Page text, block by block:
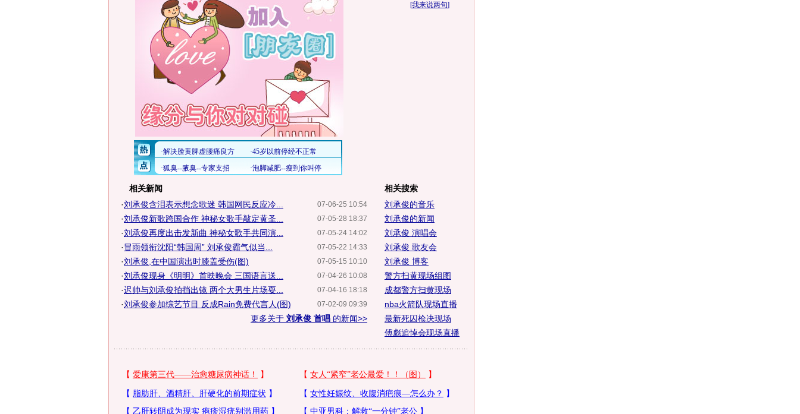
[我来说两句]
相关新闻
07-06-25 10:54
·刘承俊含泪表示想念歌迷 韩国网民反应冷...
07-05-28 18:37
·刘承俊新歌跨国合作 神秘女歌手敲定黄圣...
07-05-24 14:02
·刘承俊再度出击发新曲 神秘女歌手共同演...
07-05-22 14:33
·冒雨领衔沈阳“韩国周” 刘承俊霸气似当...
07-05-15 10:10
·刘承俊,在中国演出时膝盖受伤(图)
07-04-26 10:08
·刘承俊现身《明明》首映晚会 三国语言送...
07-04-16 18:18
·迟帅与刘承俊拍挡出镜 两个大男生片场耍...
07-02-09 09:39
·刘承俊参加综艺节目 反成Rain免费代言人(图)
更多关于 刘承俊 首唱 的新闻>>
相关搜索
刘承俊的音乐
刘承俊的新闻
刘承俊 演唱会
刘承俊 歌友会
刘承俊 博客
警方扫黄现场组图
成都警方扫黄现场
nba火箭队现场直播
最新死囚枪决现场
傅彪追悼会现场直播